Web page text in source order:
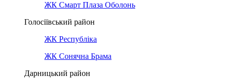
ЖК Смарт Плаза Оболонь
Голосіївський район
ЖК Республіка
ЖК Сонячна Брама
Дарницький район